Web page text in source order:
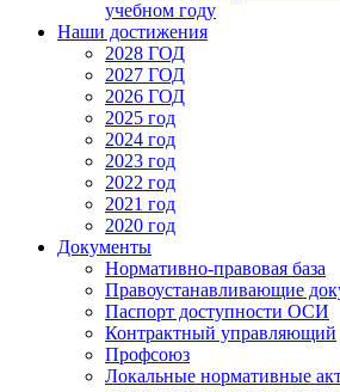
учебном году
Наши достижения
2028 ГОД
2027 ГОД
2026 ГОД
2025 год
2024 год
2023 год
2022 год
2021 год
2020 год
Документы
Нормативно-правовая база
Правоустанавливающие
Паспорт доступности ОСИ
Контрактный управляющий
Профсоюз
Локальные нормативные